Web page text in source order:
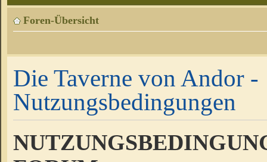
Foren-Übersicht
Die Taverne von Andor -
Nutzungsbedingungen